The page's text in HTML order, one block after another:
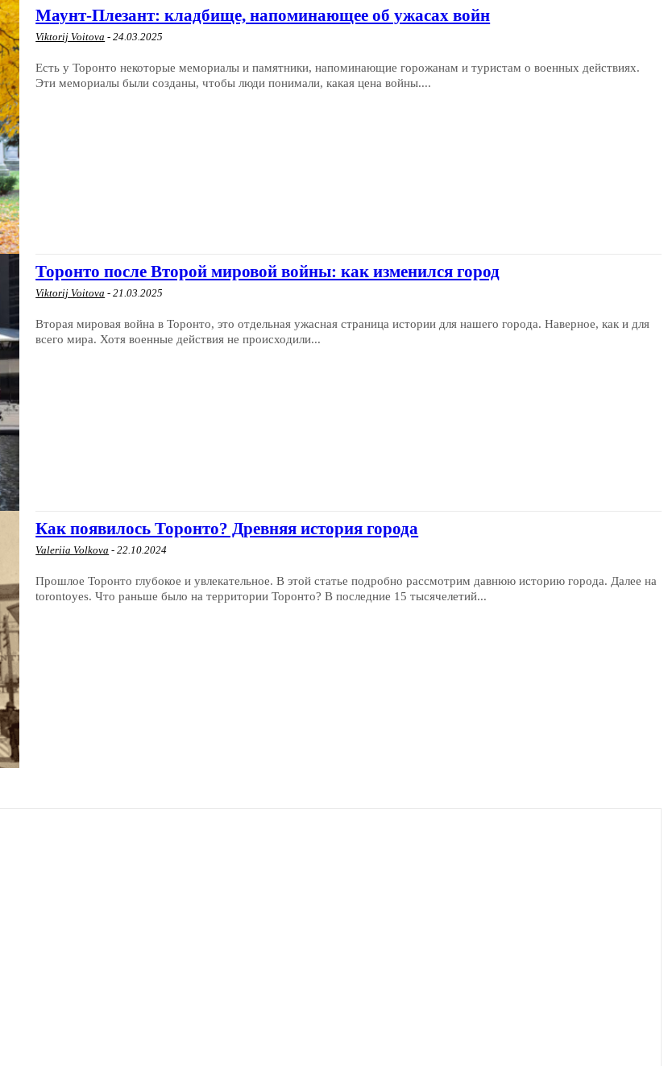
Маунт-Плезант: кладбище, напоминающее об ужасах войн
Viktorij Voitova - 24.03.2025
Есть у Торонто некоторые мемориалы и памятники, напоминающие горожанам и туристам о военных действиях.
Эти мемориалы были созданы, чтобы люди понимали, какая цена войны....
Торонто после Второй мировой войны: как изменился город
Viktorij Voitova - 21.03.2025
Вторая мировая война в Торонто, это отдельная ужасная страница истории для нашего города. Наверное, как и для
всего мира. Хотя военные действия не происходили...
Как появилось Торонто? Древняя история города
Valeriia Volkova - 22.10.2024
Прошлое Торонто глубокое и увлекательное. В этой статье подробно рассмотрим давнюю историю города. Далее на
torontoyes. Что раньше было на территории Торонто? В последние 15 тысячелетий...